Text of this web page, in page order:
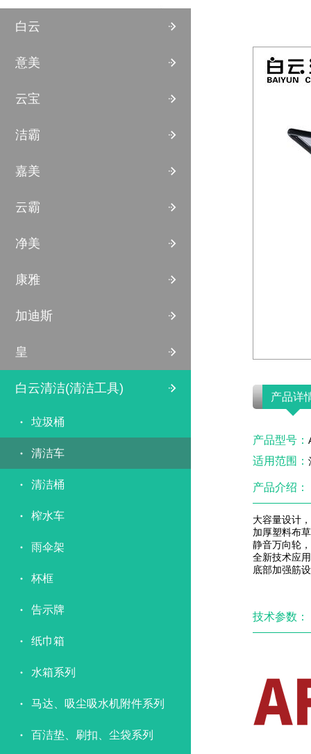
白云
意美
云宝
洁霸
嘉美
云霸
净美
康雅
加迪斯
皇
白云清洁(清洁工具)
垃圾桶
清洁车
清洁桶
榨水车
雨伞架
杯框
告示牌
纸巾箱
水箱系列
马达、吸尘吸水机附件系列
百洁垫、刷扣、尘袋系列
产品详
产品型号：
适用范围：
产品介绍：
大容量设计
加厚塑料布
静音万向轮
全新技术应
底部加强筋
技术参数：